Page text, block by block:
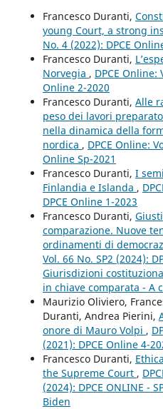
Francesco Duranti,
young Court, a strong
No. 4 (2022): DPCE
Francesco Duranti,
Norvegia , DPCE Online:
Online 2-2020
Francesco Duranti, Alle
peso dei lavori
nella dinamica della
nordica , DPCE Online:
Online Sp-2021
Francesco Duranti, I
Finlandia e Islanda ,
DPCE Online 1-2023
Francesco Duranti,
comparazione. Nuove
ordinamenti di
Vol. 66 No. SP2 (2024):
Giurisdizioni
in chiave comparata - A
Maurizio Oliviero,
Duranti, Andrea Pierini,
onore di Mauro Volpi ,
(2021): DPCE Online 4-
Francesco Duranti,
the Supreme Court ,
(2024): DPCE ONLINE -
Biden